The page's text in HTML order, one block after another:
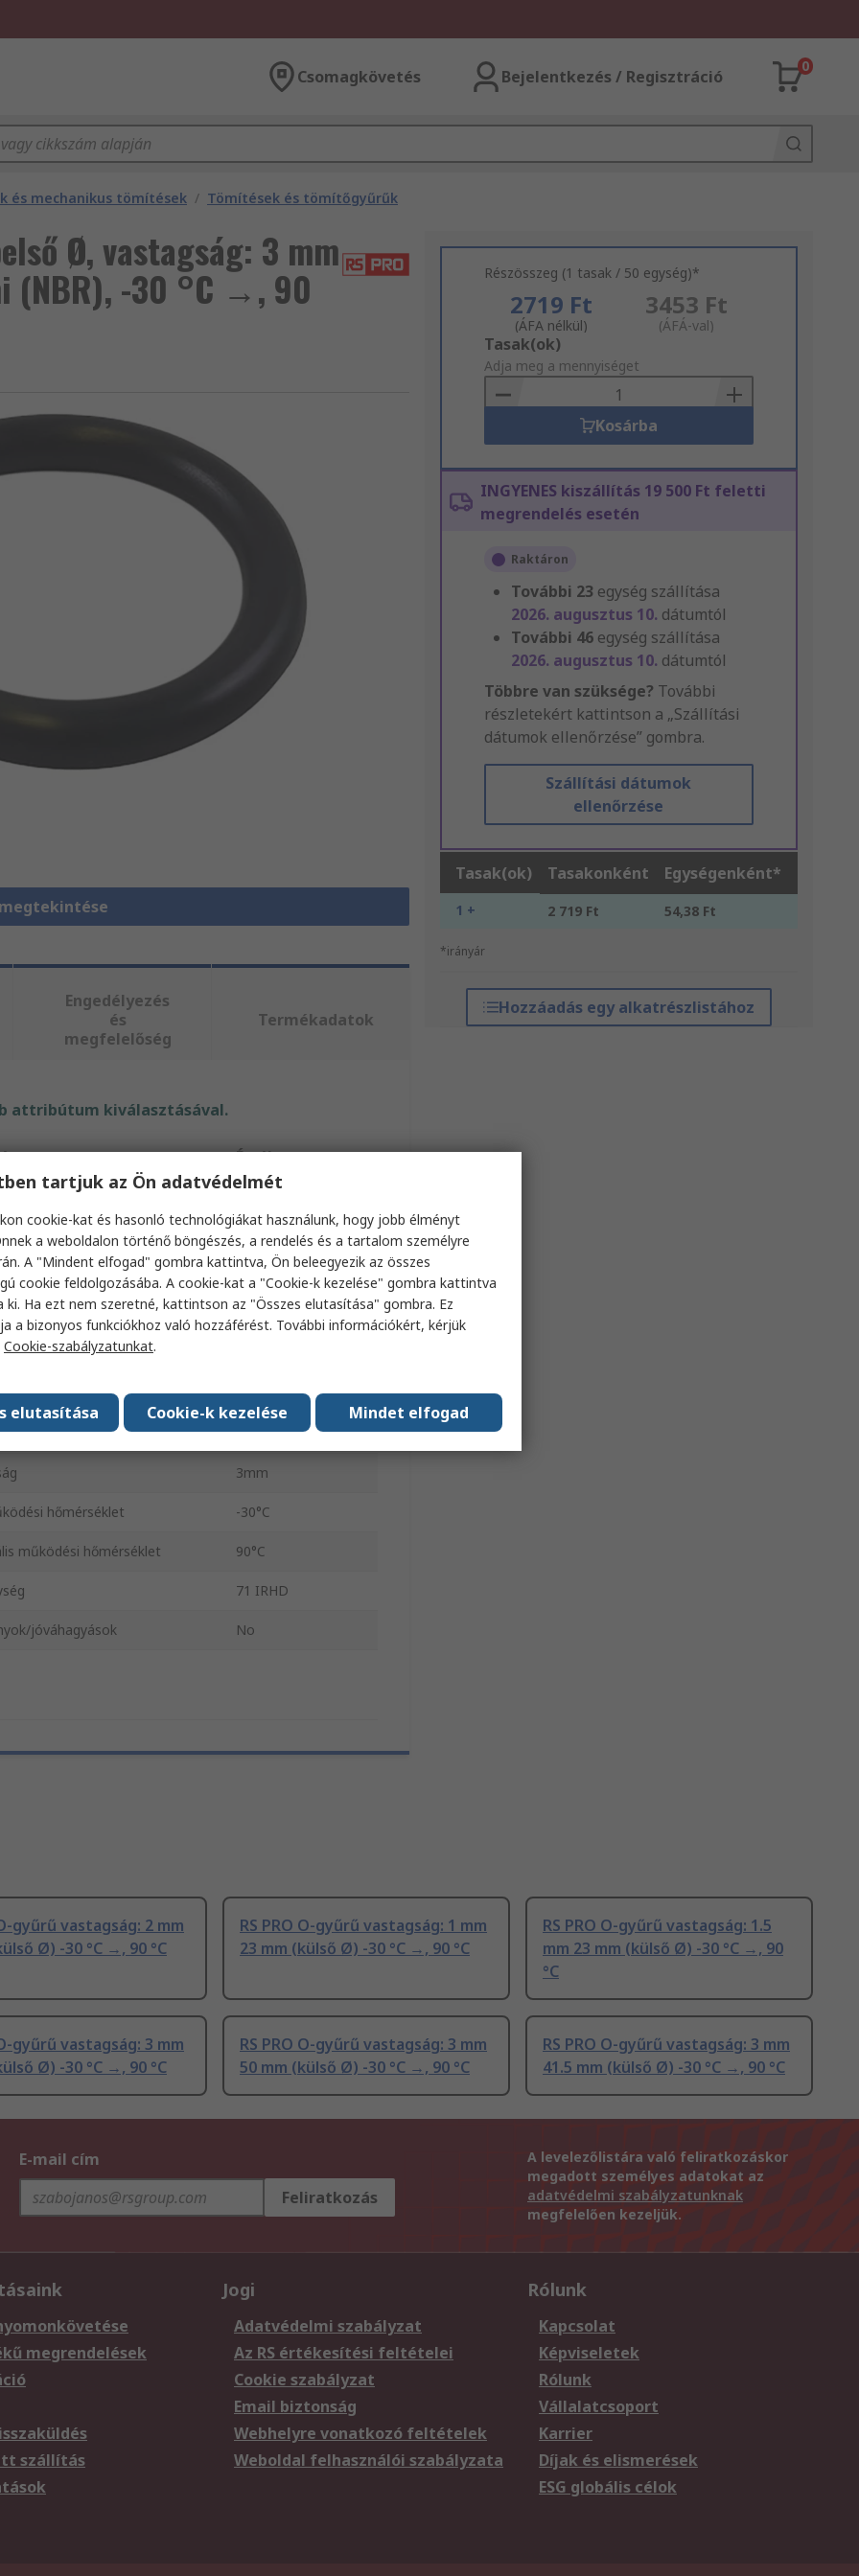
Csomagkövetés Bejelentkezés / Regisztráció
0
és mechanikus tömítések / Tömítések és tömítőgyűrűk
Ø, vastagság: 3 mm
(NBR), -30 °C →, 90 Részösszeg (1 tasak / 50 egység)*
2719 Ft
(ÁFA nélkül)
3453 Ft
(ÁFÁ-val)
Add
to
Basket
Tasak(ok)
Adja meg a mennyiséget
Kosárba
INGYENES kiszállítás 19 500 Ft feletti
megrendelés esetén
Raktáron
További 23 egység szállítása
2026. augusztus 10. dátumtól
További 46 egység szállítása
2026. augusztus 10. dátumtól
Többre van szüksége? További
részletekért kattintson a „Szállítási
dátumok ellenőrzése” gombra.
Szállítási dátumok
ellenőrzése
Tasak(ok) Tasakonként Egységenként*
1 + 2 719 Ft 54,38 Ft
*irányár
Hozzáadás egy alkatrészlistához
Engedélyezés
és
megfelelőség
Termékadatok
attribútum kiválasztásával.
Érték
O-gyűrű
O-gyűrű
Nitrilgumi (NBR)
23mm
Fekete
3mm
hőmérséklet -30°C
működési hőmérséklet 90°C
71 IRHD
jóváhagyások No
gyűrű vastagság: 2 mm
Ø) -30 °C →, 90 °C
RS PRO O-gyűrű vastagság: 1 mm
23 mm (külső Ø) -30 °C →, 90 °C
RS PRO O-gyűrű vastagság: 1.5
mm 23 mm (külső Ø) -30 °C →, 90
°C
gyűrű vastagság: 3 mm
Ø) -30 °C →, 90 °C
RS PRO O-gyűrű vastagság: 3 mm
50 mm (külső Ø) -30 °C →, 90 °C
RS PRO O-gyűrű vastagság: 3 mm
41.5 mm (külső Ø) -30 °C →, 90 °C
E-mail cím
Feliratkozás
A levelezőlistára való feliratkozáskor
megadott személyes adatokat az
adatvédelmi szabályzatunknak
megfelelően kezeljük.
megrendelések
szállítás
Jogi
Adatvédelmi szabályzat
Az RS értékesítési feltételei
Cookie szabályzat
Email biztonság
Webhelyre vonatkozó feltételek
Weboldal felhasználói szabályzata
Rólunk
Kapcsolat
Képviseletek
Rólunk
Vállalatcsoport
Karrier
Díjak és elismerések
ESG globális célok
tartjuk az Ön adatvédelmét
cookie-kat és hasonló technológiákat használunk, hogy jobb élményt
a weboldalon történő böngészés, a rendelés és a tartalom személyre
A "Mindent elfogad" gombra kattintva, Ön beleegyezik az összes
cookie feldolgozásába. A cookie-kat a "Cookie-k kezelése" gombra kattintva
ki. Ha ezt nem szeretné, kattintson az "Összes elutasítása" gombra. Ez
a bizonyos funkciókhoz való hozzáférést. További információkért, kérjük
Cookie-szabályzatunkat.
Mindet elfogad
Cookie-k kezelése
elutasítása